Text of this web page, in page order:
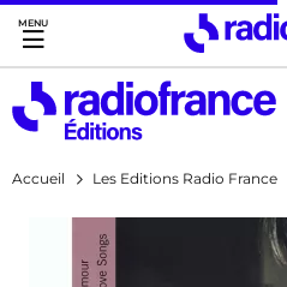
Accès direct :
Menu principal
Contenu
Accueil Les Editions Radio France